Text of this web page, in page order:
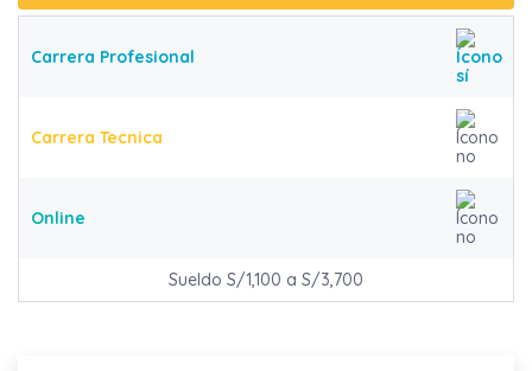
Carrera Profesional
Carrera Tecnica
Online
Sueldo S/1,100 a S/3,700